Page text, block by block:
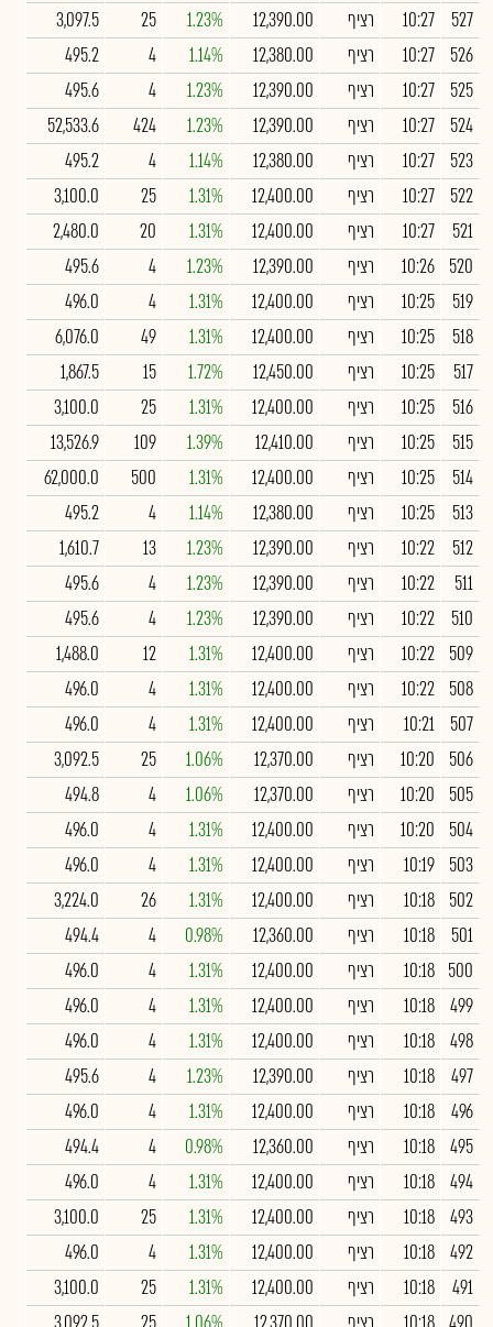
527
10:27 רציף 12,390.00
1.23%
25
3,097.5
526
10:27 רציף 12,380.00
1.14%
4
495.2
525
10:27 רציף 12,390.00
1.23%
4
495.6
524
10:27 רציף 12,390.00
1.23%
424
52,533.6
523
10:27 רציף 12,380.00
1.14%
4
495.2
522
10:27 רציף 12,400.00
1.31%
25
3,100.0
521
10:27 רציף 12,400.00
1.31%
20
2,480.0
520
10:26 רציף 12,390.00
1.23%
4
495.6
519
10:25 רציף 12,400.00
1.31%
4
496.0
518
10:25 רציף 12,400.00
1.31%
49
6,076.0
517
10:25 רציף 12,450.00
1.72%
15
1,867.5
516
10:25 רציף 12,400.00
1.31%
25
3,100.0
515
10:25 רציף 12,410.00
1.39%
109
13,526.9
514
10:25 רציף 12,400.00
1.31%
500
62,000.0
513
10:25 רציף 12,380.00
1.14%
4
495.2
512
10:22 רציף 12,390.00
1.23%
13
1,610.7
511
10:22 רציף 12,390.00
1.23%
4
495.6
510
10:22 רציף 12,390.00
1.23%
4
495.6
509
10:22 רציף 12,400.00
1.31%
12
1,488.0
508
10:22 רציף 12,400.00
1.31%
4
496.0
507
10:21 רציף 12,400.00
1.31%
4
496.0
506
10:20 רציף 12,370.00
1.06%
25
3,092.5
505
10:20 רציף 12,370.00
1.06%
4
494.8
504
10:20 רציף 12,400.00
1.31%
4
496.0
503
10:19 רציף 12,400.00
1.31%
4
496.0
502
10:18 רציף 12,400.00
1.31%
26
3,224.0
501
10:18 רציף 12,360.00
0.98%
4
494.4
500
10:18 רציף 12,400.00
1.31%
4
496.0
499
10:18 רציף 12,400.00
1.31%
4
496.0
498
10:18 רציף 12,400.00
1.31%
4
496.0
497
10:18 רציף 12,390.00
1.23%
4
495.6
496
10:18 רציף 12,400.00
1.31%
4
496.0
495
10:18 רציף 12,360.00
0.98%
4
494.4
494
10:18 רציף 12,400.00
1.31%
4
496.0
493
10:18 רציף 12,400.00
1.31%
25
3,100.0
492
10:18 רציף 12,400.00
1.31%
4
496.0
491
10:18 רציף 12,400.00
1.31%
25
3,100.0